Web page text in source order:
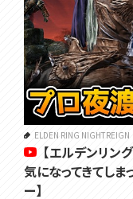
ELDEN RING NIGHTREIGN
【エルデンリン
気になってきてし
ー】